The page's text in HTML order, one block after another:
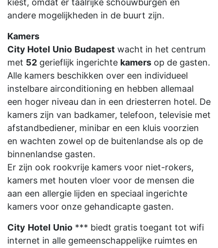
kiest, omdat er taalrijke schouwburgen en
andere mogelijkheden in de buurt zijn.
Kamers
City Hotel Unio Budapest wacht in het centrum
met 52 gerieflijk ingerichte kamers op de gasten.
Alle kamers beschikken over een individueel
instelbare airconditioning en hebben allemaal
een hoger niveau dan in een driesterren hotel. De
kamers zijn van badkamer, telefoon, televisie met
afstandbediener, minibar en een kluis voorzien
en wachten zowel op de buitenlandse als op de
binnenlandse gasten.
Er zijn ook rookvrije kamers voor niet-rokers,
kamers met houten vloer voor de mensen die
aan een allergie lijden en speciaal ingerichte
kamers voor onze gehandicapte gasten.
City Hotel Unio *** biedt gratis toegant tot wifi
internet in alle gemeenschappelijke ruimtes en